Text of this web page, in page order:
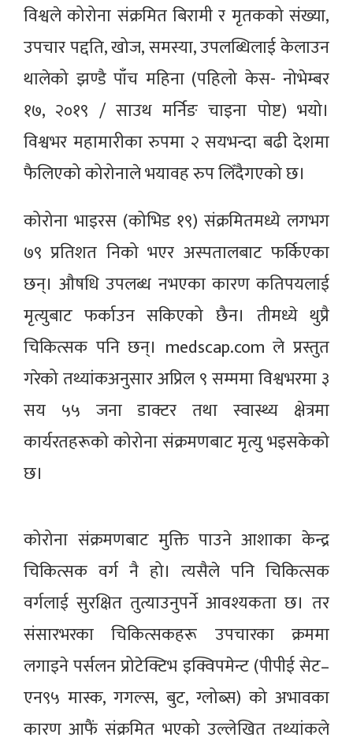
विश्वले कोरोना संक्रमित बिरामी र मृतकको संख्या,
उपचार पद्दति, खोज, समस्या, उपलब्धिलाई केलाउन
थालेको झण्डै पाँच महिना (पहिलो केस- नोभेम्बर
१७, २०१९ / साउथ मर्निङ चाइना पोष्ट) भयो।
विश्वभर महामारीका रुपमा २ सयभन्दा बढी देशमा
फैलिएको कोरोनाले भयावह रुप लिँदैगएको छ।
कोरोना भाइरस (कोभिड १९) संक्रमितमध्ये लगभग
७९ प्रतिशत निको भएर अस्पतालबाट फर्किएका
छन्। औषधि उपलब्ध नभएका कारण कतिपयलाई
मृत्युबाट फर्काउन सकिएको छैन। तीमध्ये थुप्रै
चिकित्सक पनि छन्। medscap.com ले प्रस्तुत
गरेको तथ्यांकअनुसार अप्रिल ९ सम्ममा विश्वभरमा ३
सय ५५ जना डाक्टर तथा स्वास्थ्य क्षेत्रमा
कार्यरतहरूको कोरोना संक्रमणबाट मृत्यु भइसकेको
छ।
कोरोना संक्रमणबाट मुक्ति पाउने आशाका केन्द्र
चिकित्सक वर्ग नै हो। त्यसैले पनि चिकित्सक
वर्गलाई सुरक्षित तुत्याउनुपर्ने आवश्यकता छ। तर
संसारभरका चिकित्सकहरू उपचारका क्रममा
लगाइने पर्सलन प्रोटेक्टिभ इक्विपमेन्ट (पीपीई सेट–
एन९५ मास्क, गगल्स, बुट, ग्लोब्स) को अभावका
कारण आफैं संक्रमित भएको उल्लेखित तथ्यांकले